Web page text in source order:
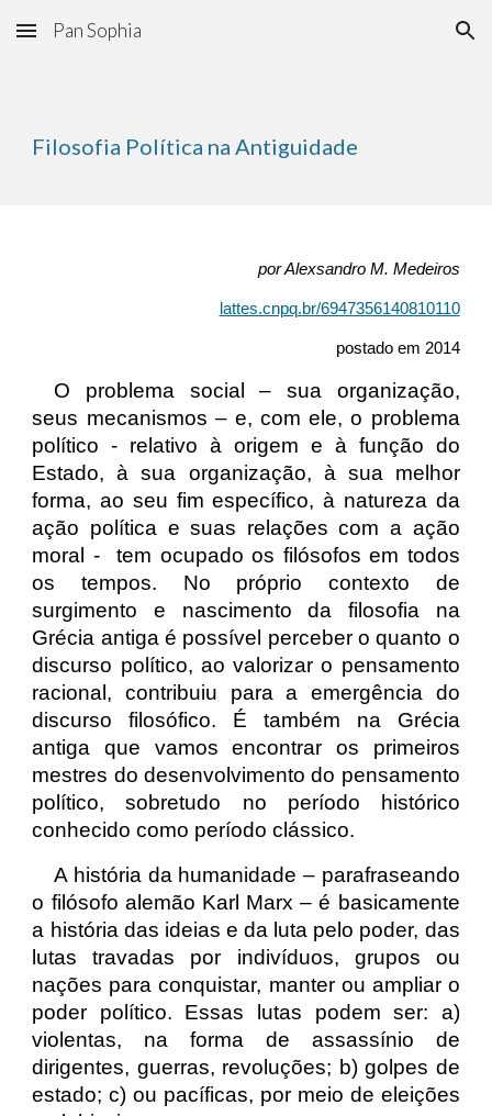
Skip to main content Skip to navigation
Pan Sophia
Filosofia Política na Antiguidade
por Alexsandro M. Medeiros
lattes.cnpq.br/6947356140810110
postado em 2014
O problema social – sua organização,
seus mecanismos – e, com ele, o problema
político - relativo à origem e à função do
Estado, à sua organização, à sua melhor
forma, ao seu fim específico, à natureza da
ação política e suas relações com a ação
moral - tem ocupado os filósofos em todos
os tempos. No próprio contexto de
surgimento e nascimento da filosofia na
Grécia antiga é possível perceber o quanto o
discurso político, ao valorizar o pensamento
racional, contribuiu para a emergência do
discurso filosófico. É também na Grécia
antiga que vamos encontrar os primeiros
mestres do desenvolvimento do pensamento
político, sobretudo no período histórico
conhecido como período clássico.
A história da humanidade – parafraseando
o filósofo alemão Karl Marx – é basicamente
a história das ideias e da luta pelo poder, das
lutas travadas por indivíduos, grupos ou
nações para conquistar, manter ou ampliar o
poder político. Essas lutas podem ser: a)
violentas, na forma de assassínio de
dirigentes, guerras, revoluções; b) golpes de
estado; c) ou pacíficas, por meio de eleições